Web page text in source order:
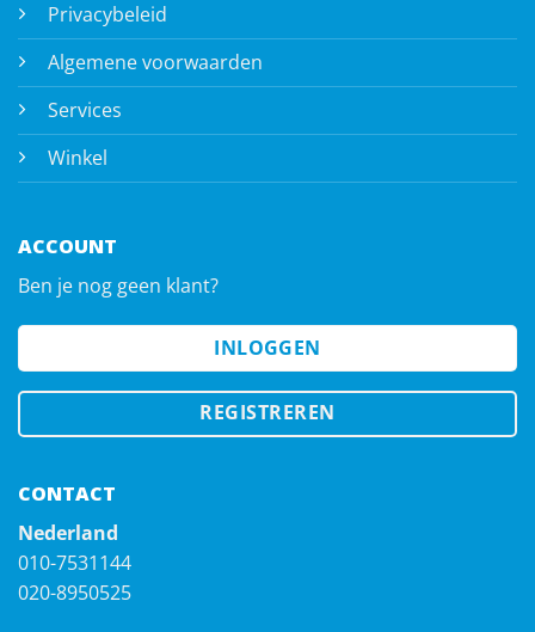
Privacybeleid
Algemene voorwaarden
Services
Winkel
ACCOUNT
Ben je nog geen klant?
INLOGGEN
REGISTREREN
CONTACT
Nederland
010-7531144
020-8950525